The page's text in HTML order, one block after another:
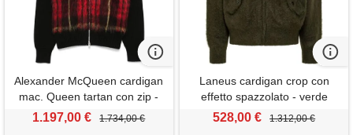
Alexander McQueen cardigan
mac. Queen tartan con zip -
rosso
1.197,00 € 1.734,00 €
Laneus cardigan crop con
effetto spazzolato - verde
528,00 € 1.312,00 €